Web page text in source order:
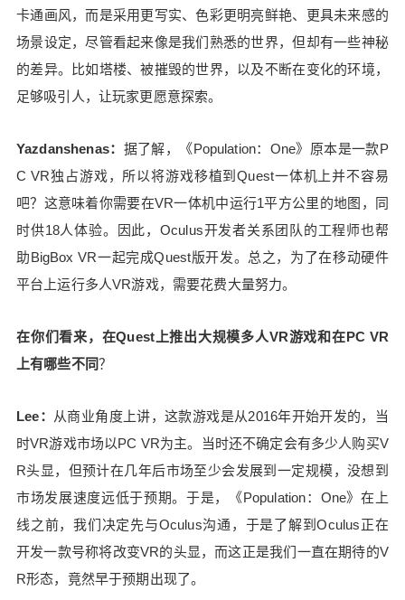
卡通画风，而是采用更写实、色彩更明亮鲜艳、更具未来感的
场景设定，尽管看起来像是我们熟悉的世界，但却有一些神秘
的差异。比如塔楼、被摧毁的世界，以及不断在变化的环境，
足够吸引人，让玩家更愿意探索。
Yazdanshenas： 据了解，《Population：One》原本是一款P
C VR独占游戏，所以将游戏移植到Quest一体机上并不容易
吧？这意味着你需要在VR一体机中运行1平方公里的地图，同
时供18人体验。因此，Oculus开发者关系团队的工程师也帮
助BigBox VR一起完成Quest版开发。总之，为了在移动硬件
平台上运行多人VR游戏，需要花费大量努力。
在你们看来，在Quest上推出大规模多人VR游戏和在PC VR
上有哪些不同？
Lee：
从商业角度上讲，这款游戏是从2016年开始开发的，当
时VR游戏市场以PC VR为主。当时还不确定会有多少人购买V
R头显，但预计在几年后市场至少会发展到一定规模，没想到
市场发展速度远低于预期。于是，《Population：One》在上
线之前，我们决定先与Oculus沟通，于是了解到Oculus正在
开发一款号称将改变VR的头显，而这正是我们一直在期待的V
R形态，竟然早于预期出现了。
到1公里远的场景细节。 此外，为了优化游戏运行
的内存，也对资源加载和卸载时机进行了严格控
称是世界上最高级的移动VR性能测试系统，用于实
时监测帧率，可准确识别0.2%帧率变化。 Yazdans
反复玩的？ Lee：这跟游戏设计有很大关系，而更
重要的是是优化玩家匹配功能，鼓励玩家社交、加
好友。我和Gabe从多年开发游戏中总结出一些经
验，发现人们更愿意反复一起玩多人游戏，陌生人
可以成为朋友，也可以邀请自己的朋友加入。 通过
对《Population：One》玩家进行调查，我们发现了
一些有趣的信息： 1）刚开始玩的前7天，加好友的
友，你在九周后玩的频率可能会下降。如果而如果
上。 2）57%玩家会与1-2个朋友匹配（开黑），当
而且，组队玩的人获胜的几率更大，进而9周后的留
存率也更高。因此，组队和社交对于多人VR游戏很
重要。 3）多人社交玩法同样适合VR，而且VR的临
场感会进一步提升体验感。 Brown：组队系统对于
留存率很重要，即使一开始你玩的时候没有加好
友，随着越来越多朋友使用Oculus，你们将可以通
过好友列表直接邀请进游戏。或者与陌生人组队
后，也可以互加好友，下次一起玩。 Yazdanshena